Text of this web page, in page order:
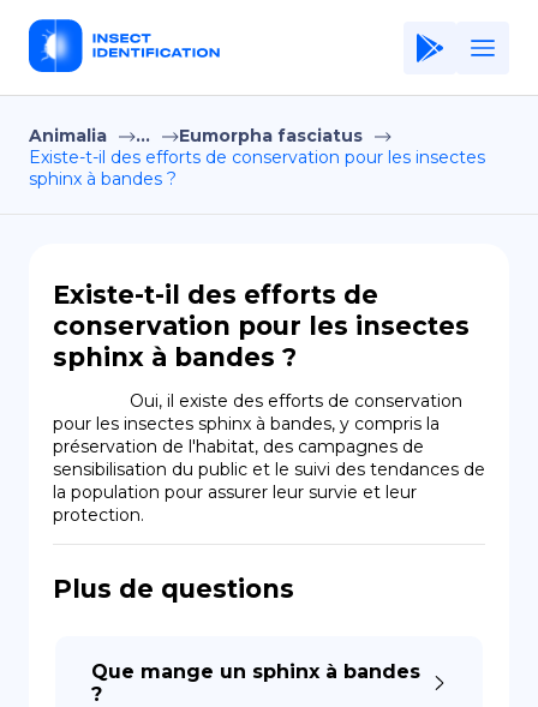
Home
Application
Privacy Policy
FR
EN
DE
Animalia ...
Eumorpha fasciatus
Existe-t-il des efforts de conservation pour les insectes
sphinx à bandes ?
Existe-t-il des efforts de
conservation pour les insectes
sphinx à bandes ?
pour les insectes sphinx à bandes, y compris la
préservation de l'habitat, des campagnes de
sensibilisation du public et le suivi des tendances de
la population pour assurer leur survie et leur
protection.
Plus de questions
Que mange un sphinx à bandes
?